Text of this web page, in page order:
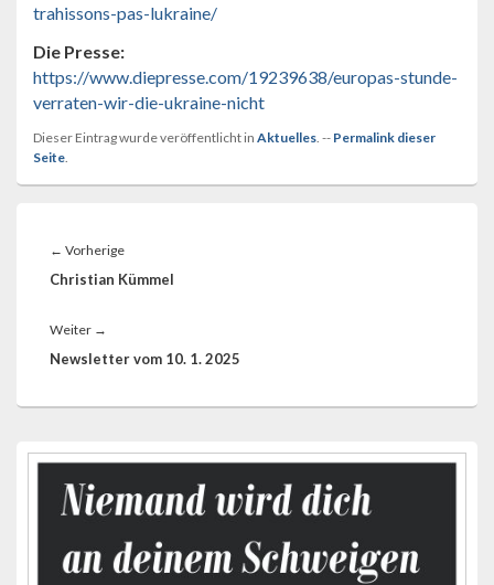
trahissons-pas-lukraine/
Die Presse:
https://www.diepresse.com/19239638/europas-stunde-
verraten-wir-die-ukraine-nicht
Dieser Eintrag wurde veröffentlicht in Aktuelles. -- Permalink dieser
Seite.
← VorherigeVorheriger
Beitrag:
Christian Kümmel
Weiter →
Beitrag:
Newsletter vom 10. 1. 2025
Primärer
Widgetbereich